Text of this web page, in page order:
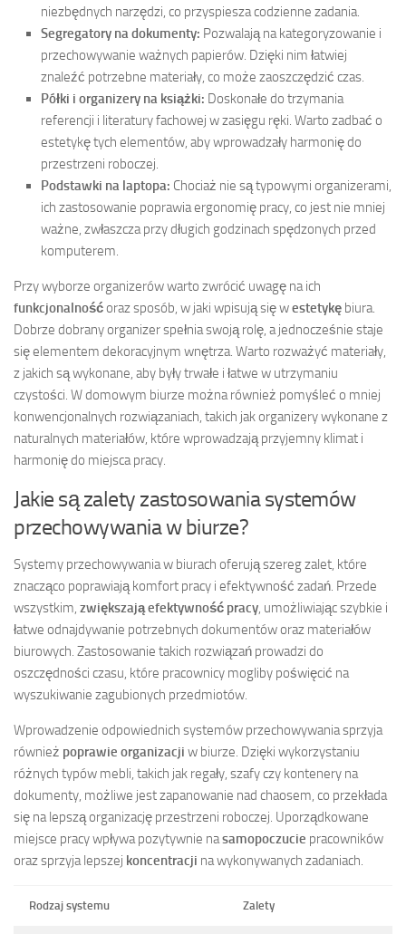
niezbędnych narzędzi, co przyspiesza codzienne zadania.
Segregatory na dokumenty: Pozwalają na kategoryzowanie i
przechowywanie ważnych papierów. Dzięki nim łatwiej
znaleźć potrzebne materiały, co może zaoszczędzić czas.
Półki i organizery na książki: Doskonałe do trzymania
referencji i literatury fachowej w zasięgu ręki. Warto zadbać o
estetykę tych elementów, aby wprowadzały harmonię do
przestrzeni roboczej.
Podstawki na laptopa: Chociaż nie są typowymi organizerami,
ich zastosowanie poprawia ergonomię pracy, co jest nie mniej
ważne, zwłaszcza przy długich godzinach spędzonych przed
komputerem.
Przy wyborze organizerów warto zwrócić uwagę na ich
funkcjonalnośćoraz sposób, w jaki wpisują się westetykę biura.
Dobrze dobrany organizer spełnia swoją rolę, a jednocześnie staje
się elementem dekoracyjnym wnętrza. Warto rozważyć materiały,
z jakich są wykonane, aby były trwałe i łatwe w utrzymaniu
czystości. W domowym biurze można również pomyśleć o mniej
konwencjonalnych rozwiązaniach, takich jak organizery wykonane z
naturalnych materiałów, które wprowadzają przyjemny klimat i
harmonię do miejsca pracy.
Jakie są zalety zastosowania systemów
przechowywania w biurze?
Systemy przechowywania w biurach oferują szereg zalet, które
znacząco poprawiają komfort pracy i efektywność zadań. Przede
wszystkim, zwiększają efektywność pracy, umożliwiając szybkie i
łatwe odnajdywanie potrzebnych dokumentów oraz materiałów
biurowych. Zastosowanie takich rozwiązań prowadzi do
oszczędności czasu, które pracownicy mogliby poświęcić na
wyszukiwanie zagubionych przedmiotów.
Wprowadzenie odpowiednich systemów przechowywania sprzyja
również poprawie organizacji w biurze. Dzięki wykorzystaniu
różnych typów mebli, takich jak regały, szafy czy kontenery na
dokumenty, możliwe jest zapanowanie nad chaosem, co przekłada
się na lepszą organizację przestrzeni roboczej. Uporządkowane
miejsce pracy wpływa pozytywnie nasamopoczucie pracowników
oraz sprzyja lepszej koncentracji na wykonywanych zadaniach.
Rodzaj systemu Zalety